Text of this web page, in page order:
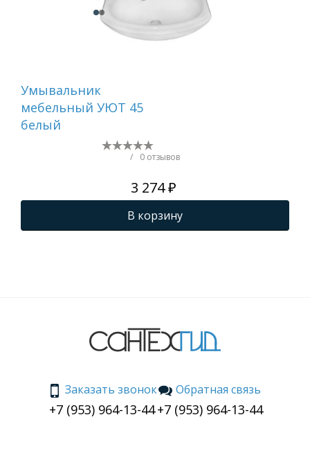
Умывальник
мебельный УЮТ 45
белый
/ 0 отзывов
3 274 ₽
В корзину
Заказать звонок
+7 (953) 964-13-44
Обратная связь
+7 (953) 964-13-44